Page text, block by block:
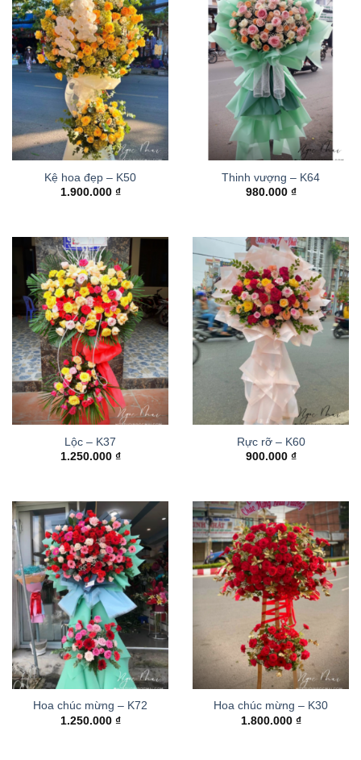
Kệ hoa đẹp – K50
1.900.000 ₫
Thinh vượng – K64
980.000 ₫
Lộc – K37
1.250.000 ₫
Rực rỡ – K60
900.000 ₫
Hoa chúc mừng – K72
1.250.000 ₫
Hoa chúc mừng – K30
1.800.000 ₫